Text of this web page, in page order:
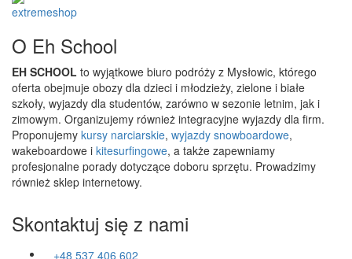
O Eh School
EH SCHOOL to wyjątkowe biuro podróży z Mysłowic, którego
oferta obejmuje obozy dla dzieci i młodzieży, zielone i białe
szkoły, wyjazdy dla studentów, zarówno w sezonie letnim, jak i
zimowym. Organizujemy również integracyjne wyjazdy dla firm.
Proponujemy kursy narciarskie, wyjazdy snowboardowe,
wakeboardowe i kitesurfingowe, a także zapewniamy
profesjonalne porady dotyczące doboru sprzętu. Prowadzimy
również sklep internetowy.
Skontaktuj się z nami
+48 537 406 602